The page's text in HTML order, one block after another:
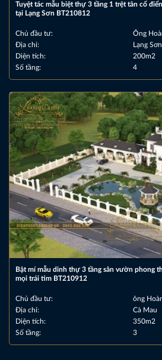
Tuyệt tác mẫu biệt thự 3 tầng 1 trệt tân cổ
tại Lạng Sơn BT210812
Chủ đầu tư:
Ông
Địa chỉ:
Lạng Sơn
Diện tích:
200m2
Số tầng:
4
Bật mí mẫu dinh thự 3 tầng sân vườn phong
mọi trái tim BT210912
Chủ đầu tư:
ông
Địa chỉ:
Cà Mau
Diện tích:
350m2
Số tầng:
3